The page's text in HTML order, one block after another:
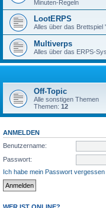
Minuten-Regeln
LootERPS
Alles über das Brettspiel
Multiverps
Alles über das ERPS-
Off-Topic
Alle sonstigen Themen
Themen: 12
ANMELDEN
Benutzername:
Passwort:
Ich habe mein Passwort vergessen